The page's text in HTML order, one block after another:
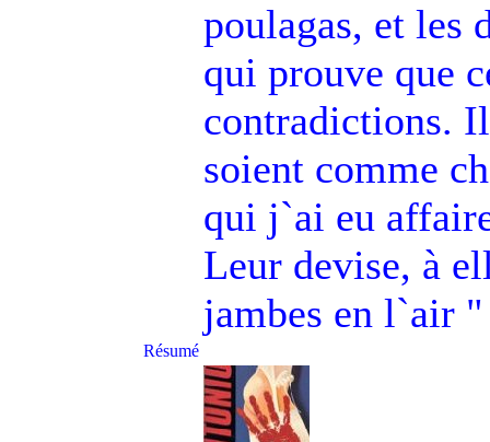
poulagas, et les
qui prouve que
contradictions.
soient comme
qui j`ai eu
Leur devise, à
jambes en l`air
Résumé